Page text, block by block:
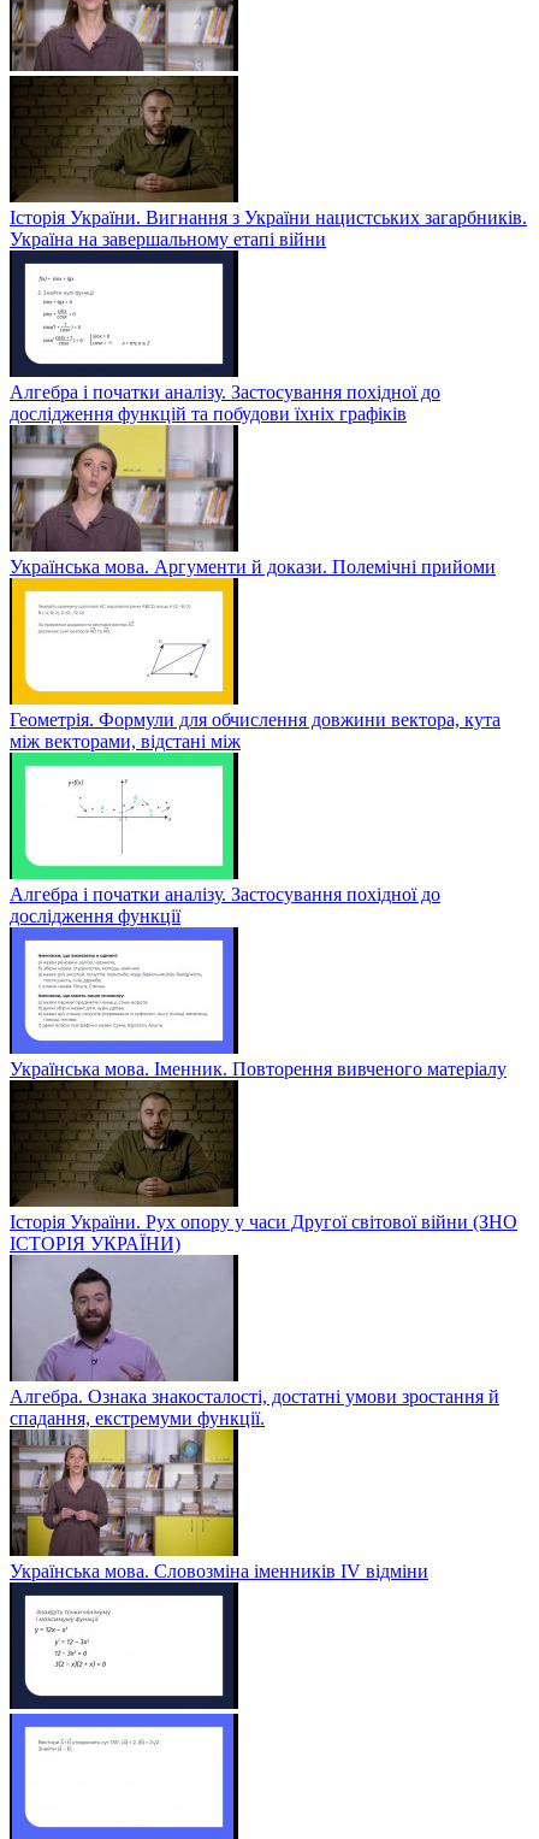
Історія України. Вигнання з України нацистських загарбників.
Україна на завершальному етапі війни
Алгебра і початки аналізу. Застосування похідної до
дослідження функцій та побудови їхніх графіків
Українська мова. Аргументи й докази. Полемічні прийоми
Геометрія. Формули для обчислення довжини вектора, кута
між векторами, відстані між
Алгебра і початки аналізу. Застосування похідної до
дослідження функції
Українська мова. Іменник. Повторення вивченого матеріалу
Історія України. Рух опору у часи Другої світової війни (ЗНО
ІСТОРІЯ УКРАЇНИ)
Алгебра. Ознака знакосталості, достатні умови зростання й
спадання, екстремуми функції.
Українська мова. Словозміна іменників ІV відміни